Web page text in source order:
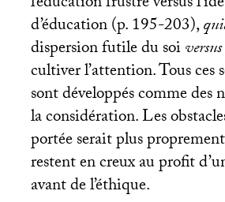
d’éducation (p. 195-203),
dispersion futile du soiversus
cultiver l’attention. Tous ces
sont développés comme des
la considération. Les
portée serait plus
restent en creux au profit
avant de l’éthique.